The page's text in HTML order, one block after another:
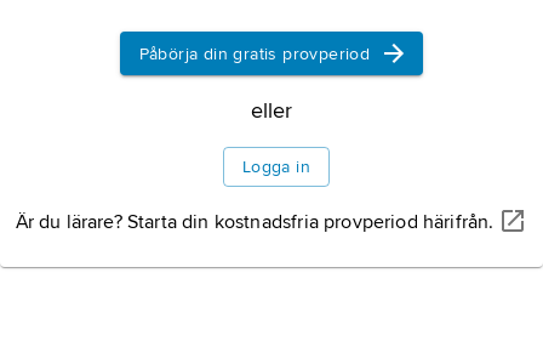
Påbörja din gratis provperiod
eller
Logga in
Är du lärare? Starta din kostnadsfria provperiod härifrån.